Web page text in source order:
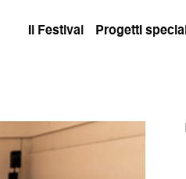
Il Festival Progetti speciali